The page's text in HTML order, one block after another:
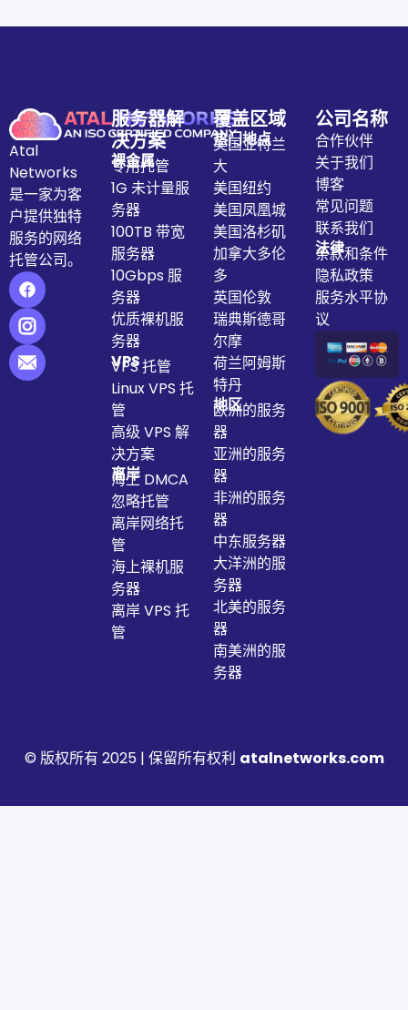
Atal
Networks
是一家为客
户提供独特
服务的网络
托管公司。
服务器解
决方案
裸金属
专用托管
1G 未计量服
务器
100TB 带宽
服务器
10Gbps 服
务器
优质裸机服
务器
VPS
VPS 托管
Linux VPS 托
管
高级 VPS 解
决方案
离岸
海上 DMCA
忽略托管
离岸网络托
管
海上裸机服
务器
离岸 VPS 托
管
覆盖区域
热门地点
美国亚特兰
大
美国纽约
美国凤凰城
美国洛杉矶
加拿大多伦
多
英国伦敦
瑞典斯德哥
尔摩
荷兰阿姆斯
特丹
地区
欧洲的服务
器
亚洲的服务
器
非洲的服务
器
中东服务器
大洋洲的服
务器
北美的服务
器
南美洲的服
务器
公司名称
合作伙伴
关于我们
博客
常见问题
联系我们
法律
条款和条件
隐私政策
服务水平协
议
© 版权所有 2025 | 保留所有权利 atalnetworks.com